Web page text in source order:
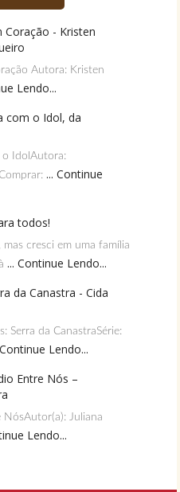
Coração - Kristen
Autora: Kristen
Lendo...
com o Idol, da
o IdolAutora:
... Continue
todos!
cresci em uma família
... Continue Lendo...
da Canastra - Cida
Serra da CanastraSérie:
Lendo...
Entre Nós –
NósAutor(a): Juliana
Lendo...